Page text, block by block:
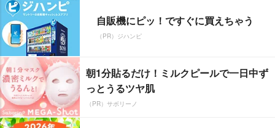
自販機にピッ！ですぐに買えちゃう
（PR）ジハンピ
朝1分貼るだけ！ミルクピールで一日中ず
っとうるツヤ肌
（PR）サボリーノ